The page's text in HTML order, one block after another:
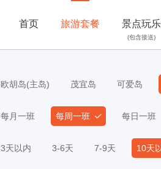
首页 旅游套餐 景点玩乐
(包含接送)
欧胡岛(主岛) 茂宜岛 可爱岛
每月一班 每周一班 每日一班
3天以内 3-6天 7-9天 10天